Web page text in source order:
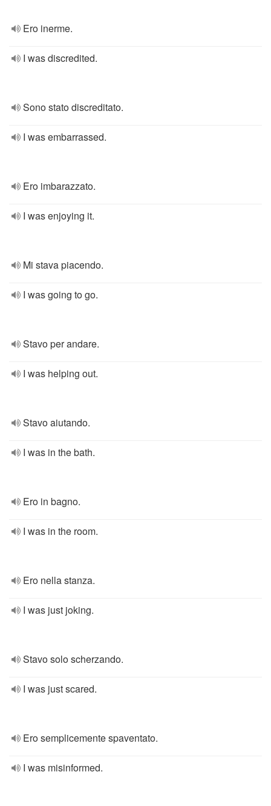
Ero inerme.
I was discredited.
Sono stato discreditato.
I was embarrassed.
Ero imbarazzato.
I was enjoying it.
Mi stava piacendo.
I was going to go.
Stavo per andare.
I was helping out.
Stavo aiutando.
I was in the bath.
Ero in bagno.
I was in the room.
Ero nella stanza.
I was just joking.
Stavo solo scherzando.
I was just scared.
Ero semplicemente spaventato.
I was misinformed.